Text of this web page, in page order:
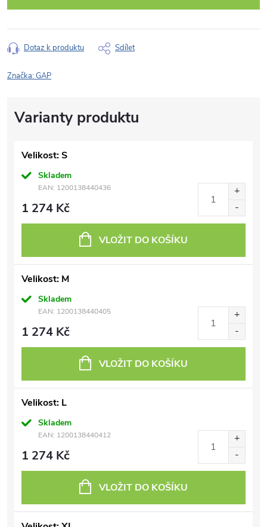
Dotaz k produktu Sdílet
Značka:GAP
Velikost: S
Skladem
EAN: 1200138440436
1 274 Kč
VLOŽIT DO KOŠÍKU
Velikost: M
Skladem
EAN: 1200138440405
1 274 Kč
VLOŽIT DO KOŠÍKU
Velikost: L
Skladem
EAN: 1200138440412
1 274 Kč
VLOŽIT DO KOŠÍKU